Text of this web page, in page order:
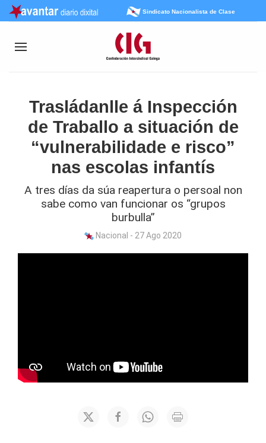
Sindicato Nacionalista de Clase
Trasládanlle á Inspección
de Traballo a situación de
“vulnerabilidade e risco”
nas escolas infantís
A tres días da súa reapertura o persoal non
sabe como van funcionar os “grupos
burbulla”
Nacional - 27 Ago 2020